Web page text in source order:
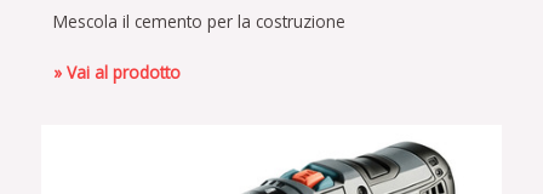
Mescola il cemento per la costruzione
» Vai al prodotto